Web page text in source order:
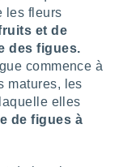
les fleurs
et de
des figues.
commence à
matures, les
elles
de figues à